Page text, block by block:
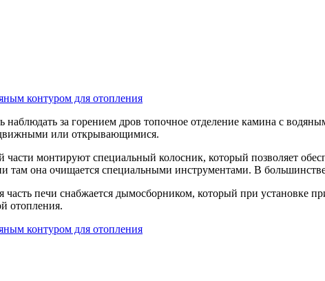
наблюдать за горением дров топочное отделение камина с
или открывающимися.
части монтируют специальный колосник, который позволяет
там она очищается специальными инструментами. В
часть печи снабжается дымосборником, который при установке
отопления.